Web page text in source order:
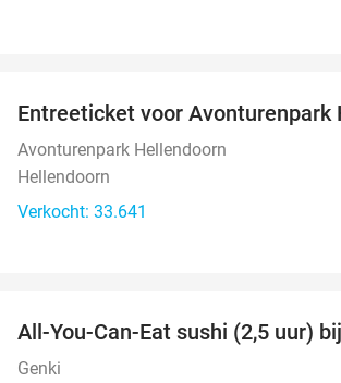
Entreeticket voor Avonturenpark
Avonturenpark Hellendoorn
Hellendoorn
Verkocht: 33.641
All-You-Can-Eat sushi (2,5 uur)
Genki